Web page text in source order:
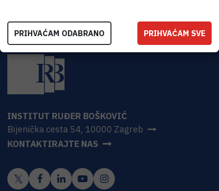
INSTITUT RUĐER BOŠKOVIĆ
Bijenička cesta 54, 10000 Zagreb
KONTAKTIRAJTE NAS
PRIHVAĆAM ODABRANO PRIHVAĆAM SVE